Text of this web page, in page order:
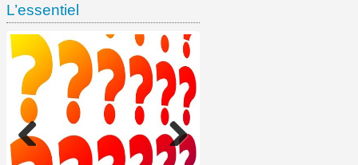
L’essentiel
Ventes de tabac chez les